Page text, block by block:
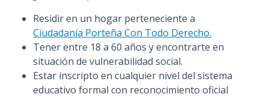
Residir en un hogar perteneciente a
Ciudadanía Porteña Con Todo Derecho.
Tener entre 18 a 60 años y encontrarte en
situación de vulnerabilidad social.
Estar inscripto en cualquier nivel del sistema
educativo formal con reconocimiento oficial